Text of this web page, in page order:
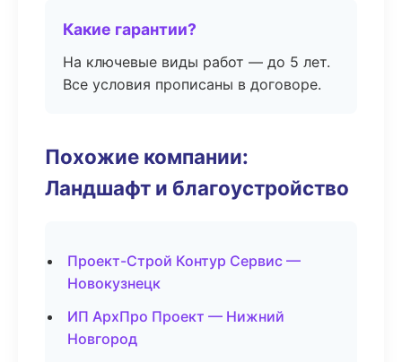
Какие гарантии?
На ключевые виды работ — до 5 лет.
Все условия прописаны в договоре.
Похожие компании:
Ландшафт и благоустройство
Проект-Строй Контур Сервис —
Новокузнецк
ИП АрхПро Проект — Нижний
Новгород